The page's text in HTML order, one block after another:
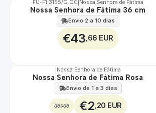
🇵🇹
FU-F1.3155/G.OC Nossa Senhora de Fátima
Nossa Senhora de Fátima 36 cm
Envio 2 a 10 dias
€43 ,66 EUR
TOP
Nossa Senhora de Fátima
Nossa Senhora de Fátima Rosa
Envio de 1 a 3 dias
desde €2 ,20 EUR